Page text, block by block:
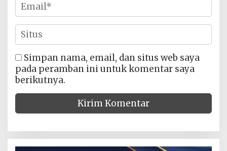
Simpan nama, email, dan situs web saya
pada peramban ini untuk komentar saya
berikutnya.